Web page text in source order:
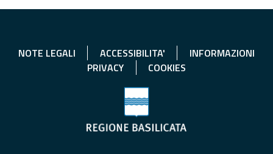
NOTE LEGALI ACCESSIBILITA'
INFORMAZIONI
PRIVACY
COOKIES